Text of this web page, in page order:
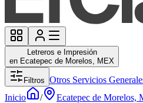
Letreros e Impresión
en Ecatepec de Morelos, MEX
Filtros Otros Servicios
Inicio
/ Ecatepec de Morelos,